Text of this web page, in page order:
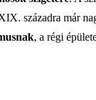
századra már
, a régi